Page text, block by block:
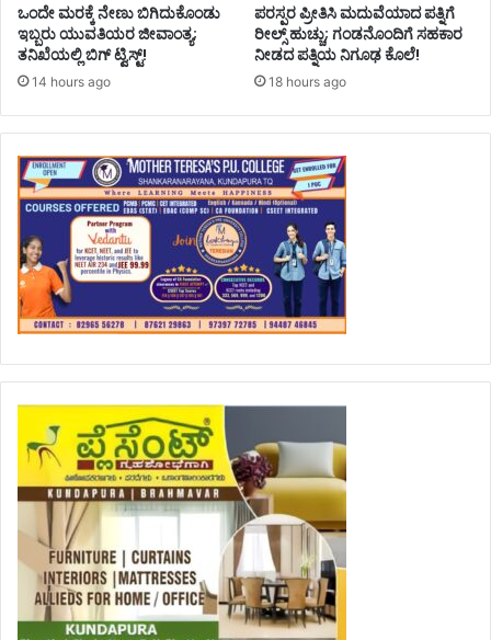
ಒಂದೇ ಮರಕ್ಕೆ ನೇಣು ಬಿಗಿದುಕೊಂಡು
ಇಬ್ಬರು ಯುವತಿಯರ ಜೀವಾಂತ್ಯ;
ತನಿಖೆಯಲ್ಲಿ ಬಿಗ್ ಟ್ವಿಸ್ಟ್!
14 hours ago
ಪರಸ್ಪರ ಪ್ರೀತಿಸಿ ಮದುವೆಯಾದ ಪತ್ನಿಗೆ
ರೀಲ್ಸ್ ಹುಚ್ಚು; ಗಂಡನೊಂದಿಗೆ ಸಹಕಾರ
ನೀಡದ ಪತ್ನಿಯ ನಿಗೂಢ ಕೊಲೆ!
18 hours ago